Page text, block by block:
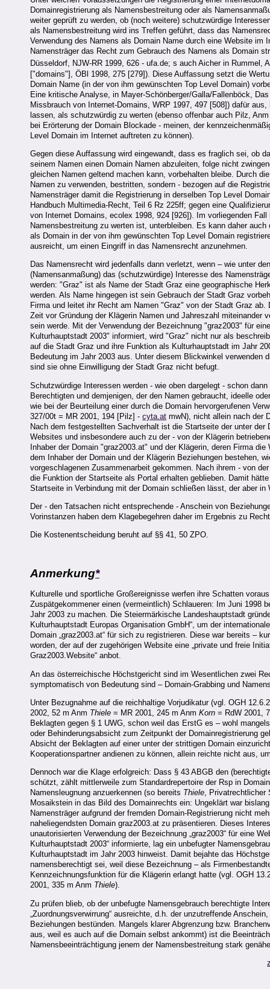
Domainregistrierung als Namensbestreitung oder als
weiter geprüft zu werden, ob (noch weitere) schutzwürdige
als Namensbestreitung wird ins Treffen geführt, dass das
Verwendung des Namens als Domain Name durch eine Website
Namensträger das Recht zum Gebrauch des Namens als Domain
Düsseldorf, NJW-RR 1999, 626 - ufa.de; s auch Aicher in Rummel,
["domains"], ÖBl 1998, 275 [279]). Diese Auffassung setzt die
Domain Name (in der von ihm gewünschten Top Level Domain)
Eine kritische Analyse, in Mayer-Schönberger/Galla/Fallenböck,
Missbrauch von Internet-Domains, WRP 1997, 497 [508]) dafür
lassen, als schutzwürdig zu werten (ebenso offenbar auch Pilz,
bei Erörterung der Domain Blockade - meinen, der
Level Domain im Internet auftreten zu können).
Gegen diese Auffassung wird eingewandt, dass es fraglich sei, ob
seinem Namen einen Domain Namen abzuleiten, folge nicht
gleichen Namen geltend machen kann, vorbehalten bleibe. Durch
Namen zu verwenden, bestritten, sondern - bezogen auf die
Namensträger damit die Registrierung in derselben Top Level
Handbuch Multimedia-Recht, Teil 6 Rz 225ff; gegen eine
von Internet Domains, ecolex 1998, 924 [926]). Im vorliegenden
Namensbestreitung zu werten ist, unterbleiben. Es kann daher
als Domain in der von ihm gewünschten Top Level Domain
ausreicht, um einen Eingriff in das Namensrecht anzunehmen.
Das Namensrecht wird jedenfalls dann verletzt, wenn – wie unter
(Namensanmaßung) das (schutzwürdige) Interesse des
werden: "Graz" ist als Name der Stadt Graz eine geographische
werden. Als Name hingegen ist sein Gebrauch der Stadt Graz
Firma und leitet ihr Recht am Namen "Graz" von der Stadt Graz
Zeit vor Gründung der Klägerin Namen und Jahreszahl
sein werde. Mit der Verwendung der Bezeichnung "graz2003" für
Kulturhauptstadt 2003" informiert, wird "Graz" nicht nur als
auf die Stadt Graz und ihre Funktion als Kulturhauptstadt im Jahr
Bedeutung im Jahr 2003 aus. Unter diesem Blickwinkel
sind sie ohne Einwilligung der Stadt Graz nicht befugt.
Schutzwürdige Interessen werden - wie oben dargelegt - schon
Berechtigten und demjenigen, der den Namen gebraucht, ideelle
wie bei der Beurteilung einer durch die Domain hervorgerufenen
327/00t = MR 2001, 194 [Pilz] - cyta.at mwN), nicht allein nach der
Nach dem festgestellten Sachverhalt ist die Startseite der unter
Websites und insbesondere auch zu der - von der Klägerin
Inhaber der Domain "graz2003.at" und der Klägerin, deren Firma
dem Inhaber der Domain und der Klägerin Beziehungen bestehen,
vorgeschlagenen Zusammenarbeit gekommen. Nach ihrem - von
die Funktion der Startseite als Portal erhalten geblieben. Damit
Startseite in Verbindung mit der Domain schließen lässt, der aber in
Der - den Tatsachen nicht entsprechende - Anschein von
Vorinstanzen haben dem Klagebegehren daher im Ergebnis zu
Die Kostenentscheidung beruht auf §§ 41, 50 ZPO.
Anmerkung*
Kulturelle und sportliche Großereignisse werfen ihre Schatten
Zuspätgekommener einen (vermeintlich) Schlaueren: Im Juni 1998
Jahr 2003 zu machen. Die Steiermärkische Landeshauptstadt
Kulturhauptstadt Europas Organisation GmbH“, um der
Domain „graz2003.at“ für sich zu registrieren. Diese war bereits –
worden, der auf der zugehörigen Website eine „private und freie
Graz2003.Website“ anbot.
An das österreichische Höchstgericht sind im Wesentlichen zwei
symptomatisch von Bedeutung sind – Domain-Grabbing und
Unter Bezugnahme auf die reichhaltige Vorjudikatur (vgl. OGH
2002, 52 m Anm Thiele = MR 2001, 245 m Anm Korn = RdW 2001,
Beklagten gegen § 1 UWG, schon weil das ErstG es – wohl
oder Behinderungsabsicht zum Zeitpunkt der Domainregistrierung
Absicht der Beklagten auf einer unter der strittigen Domain
Kooperationspartner andienen zu können, allein reichte nicht aus,
Dennoch war die Klage erfolgreich: Dass § 43 ABGB den
schützt, zählt mittlerweile zum Standardrepertoire der Rsp in
Namensleugnung anzuerkennen (so bereits Thiele, Privatrechtlicher
Mosaikstein in das Bild des Domainrechts ein: Ungeklärt war
Namensträger aufgrund der fremden Domain-Registrierung nicht
naheliegendsten Domain graz2003.at zu präsentieren. Dieses
unautorisierten Verwendung der Bezeichnung „graz2003“ für eine
Kulturhauptstadt 2003“ informierte, lag ein unbefugter
Kulturhauptstadt im Jahr 2003 hinweist. Damit bejahte das
namensberechtigt sei, weil diese Bezeichnung – als
Kennzeichnungsfunktion für die Klägerin erlangt hatte (vgl. OGH
2001, 335 m Anm Thiele).
Zu prüfen blieb, ob der unbefugte Namensgebrauch berechtigte
„Zuordnungsverwirrung“ ausreichte, d.h. der unzutreffende
Beziehungen bestünden. Mangels klarer Abgrenzung bzw.
aus, weil es auch auf die Domain selbst ankommt) ist die
Namensbeeinträchtigung jenem der Namensbestreitung stark